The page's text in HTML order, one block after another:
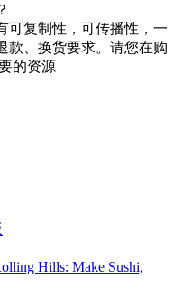
可复制性，可传播性，一
款、换货要求。请您在购
的资源
Hills: Make Sushi,